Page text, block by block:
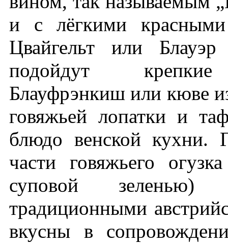
и с лёгкими
Цвайгельт или
подойдут крепкие
Блауфрэнкиш или кюве
говяжьей лопатки и
блюдо венской кухни.
части говяжьего
суповой
традиционными
вкусны в